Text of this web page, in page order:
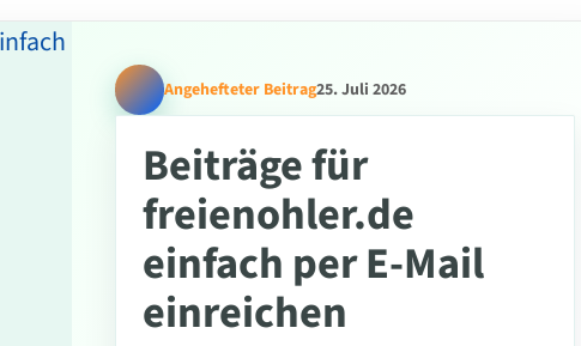
Angehefteter Beitrag25. Juli 2026
Beiträge für
freienohler.de
einfach per E-Mail
einreichen